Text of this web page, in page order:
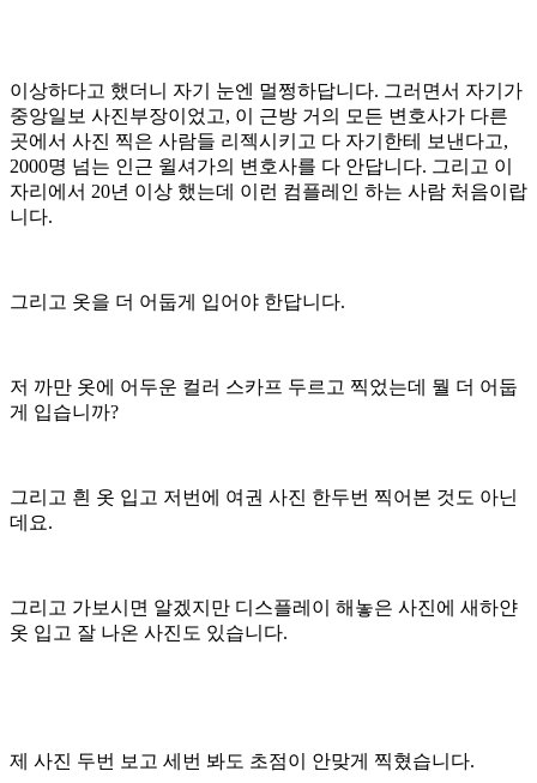
이상하다고 했더니 자기 눈엔 멀쩡하답니다. 그러면서 자기가
중앙일보 사진부장이었고, 이 근방 거의 모든 변호사가 다른
곳에서 사진 찍은 사람들 리젝시키고 다 자기한테 보낸다고,
2000명 넘는 인근 윌셔가의 변호사를 다 안답니다. 그리고 이
자리에서 20년 이상 했는데 이런 컴플레인 하는 사람 처음이랍
니다.
그리고 옷을 더 어둡게 입어야 한답니다.
저 까만 옷에 어두운 컬러 스카프 두르고 찍었는데 뭘 더 어둡
게 입습니까?
그리고 흰 옷 입고 저번에 여권 사진 한두번 찍어본 것도 아닌
데요.
그리고 가보시면 알겠지만 디스플레이 해놓은 사진에 새하얀
옷 입고 잘 나온 사진도 있습니다.
제 사진 두번 보고 세번 봐도 초점이 안맞게 찍혔습니다.